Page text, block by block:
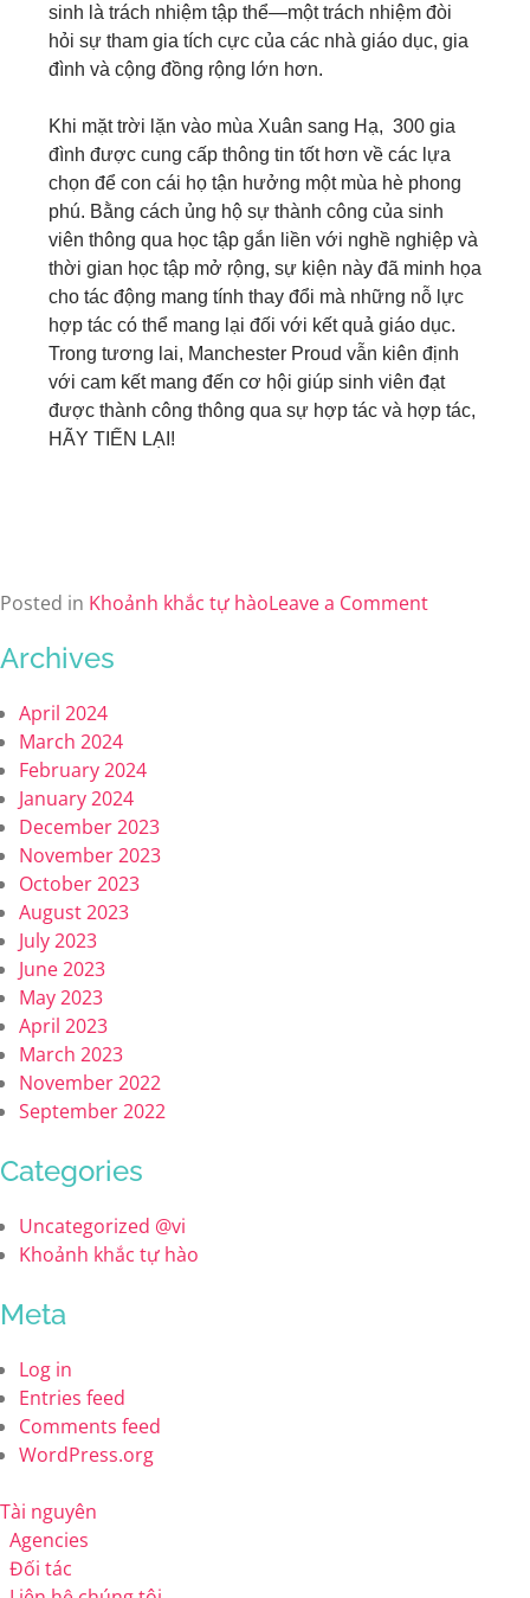
sinh là trách nhiệm tập thể—một trách nhiệm đòi
hỏi sự tham gia tích cực của các nhà giáo dục, gia
đình và cộng đồng rộng lớn hơn.
Khi mặt trời lặn vào mùa Xuân sang Hạ, 300 gia
đình được cung cấp thông tin tốt hơn về các lựa
chọn để con cái họ tận hưởng một mùa hè phong
phú. Bằng cách ủng hộ sự thành công của sinh
viên thông qua học tập gắn liền với nghề nghiệp và
thời gian học tập mở rộng, sự kiện này đã minh họa
cho tác động mang tính thay đổi mà những nỗ lực
hợp tác có thể mang lại đối với kết quả giáo dục.
Trong tương lai, Manchester Proud vẫn kiên định
với cam kết mang đến cơ hội giúp sinh viên đạt
được thành công thông qua sự hợp tác và hợp tác,
HÃY TIẾN LẠI!
Posted in Khoảnh khắc tự hàoLeave a Comment
Archives
April 2024
March 2024
February 2024
January 2024
December 2023
November 2023
October 2023
August 2023
July 2023
June 2023
May 2023
April 2023
March 2023
November 2022
September 2022
Categories
Uncategorized @vi
Khoảnh khắc tự hào
Meta
Log in
Entries feed
Comments feed
WordPress.org
Tài nguyên
Agencies
Đối tác